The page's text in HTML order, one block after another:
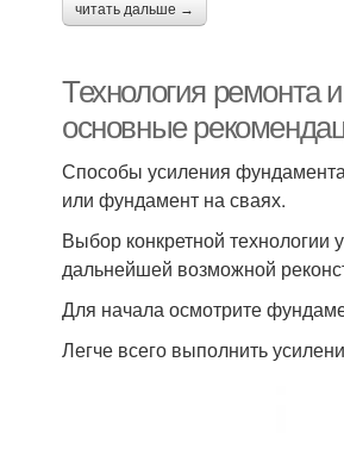
читать дальше →
Технология ремонта
основные
Способы усиления
или фундамент на сваях.
Выбор конкретной технологии
дальнейшей возможной
Для начала осмотрите
Легче всего выполнить